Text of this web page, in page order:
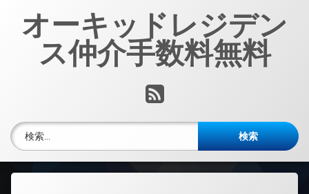
オーキッドレジデン
ス仲介手数料無料
RSS
検索: